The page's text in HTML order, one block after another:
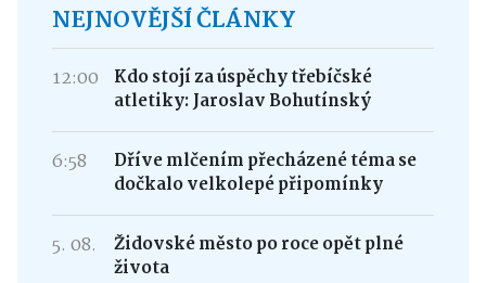
NEJNOVĚJŠÍ ČLÁNKY
12:00
Kdo stojí za úspěchy třebíčské
atletiky: Jaroslav Bohutínský
6:58
Dříve mlčením přecházené téma se
dočkalo velkolepé připomínky
5. 08.
Židovské město po roce opět plné
života